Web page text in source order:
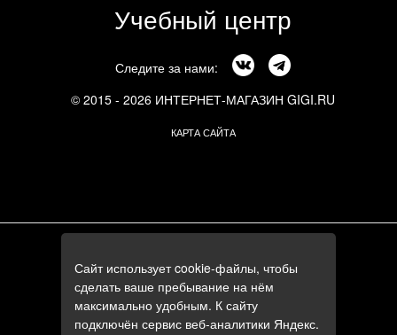
Учебный центр
Следите за нами:
© 2015 - 2026 ИНТЕРНЕТ-МАГАЗИН GIGI.RU
КАРТА САЙТА
+7 (495) 644-84-05
+7 (985) 644-84-05
e-mail:
zakaz@gigi.ru
Сайт использует cookie-файлы, чтобы
сделать ваше пребывание на нём
максимально удобным. К сайту
подключён сервис веб-аналитики Яндекс.